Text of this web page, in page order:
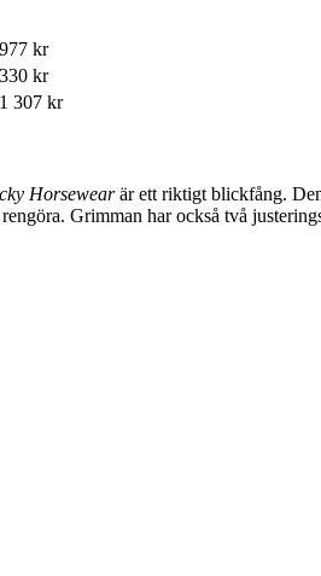
977 kr
330 kr
1 307 kr
Horsewearär ett riktigt blickfång.
Grimman har också två